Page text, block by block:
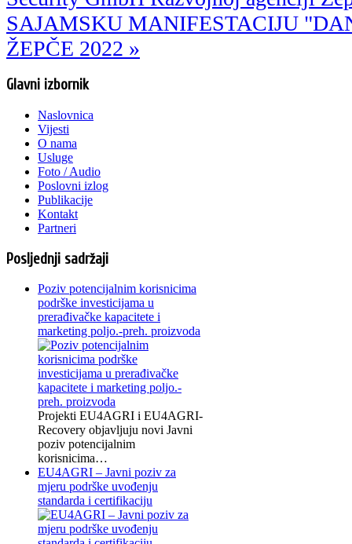
SAJAMSKU MANIFESTACIJU
ŽEPČE 2022 »
Glavni izbornik
Naslovnica
Vijesti
O nama
Usluge
Foto / Audio
Poslovni izlog
Publikacije
Kontakt
Partneri
Posljednji sadržaji
Poziv potencijalnim korisnicima
podrške investicijama u
prerađivačke kapacitete i
marketing poljo.-preh. proizvoda
Projekti EU4AGRI i EU4AGRI-
Recovery objavljuju novi Javni
poziv potencijalnim
korisnicima…
EU4AGRI – Javni poziv za
mjeru podrške uvođenju
standarda i certifikaciju